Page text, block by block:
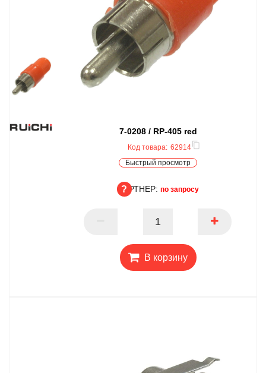
7-0208 / RP-405 red
Код товара: 62914
Быстрый просмотр
ПАРТНЕР: по запросу
В корзину